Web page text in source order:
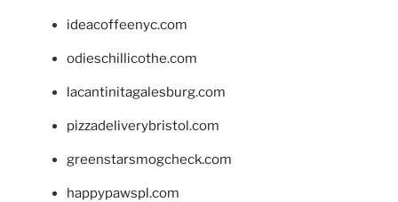
ideacoffeenyc.com
odieschillicothe.com
lacantinitagalesburg.com
pizzadeliverybristol.com
greenstarsmogcheck.com
happypawspl.com